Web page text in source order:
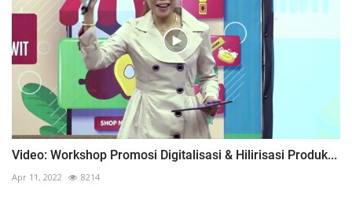
Video: Workshop Promosi Digitalisasi & Hilirisasi Produk...
Apr 11, 2022 8214